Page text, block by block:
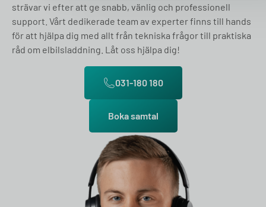
strävar vi efter att ge snabb, vänlig och professionell
support. Vårt dedikerade team av experter finns till hands
för att hjälpa dig med allt från tekniska frågor till praktiska
råd om elbilsladdning. Låt oss hjälpa dig!
031-180 180
Boka samtal